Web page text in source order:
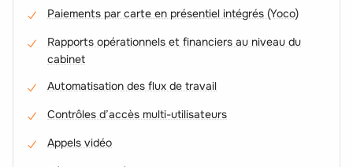
Paiements par carte en présentiel intégrés (Yoco)
Rapports opérationnels et financiers au niveau du
cabinet
Automatisation des flux de travail
Contrôles d’accès multi-utilisateurs
Appels vidéo